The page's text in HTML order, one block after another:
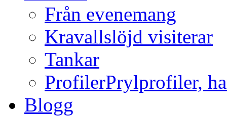
Från evenemang
Kravallslöjd visiterar
Tankar
ProfilerPrylprofiler,
Blogg